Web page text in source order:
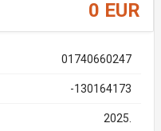
0 EUR
01740660247
-130164173
2025.